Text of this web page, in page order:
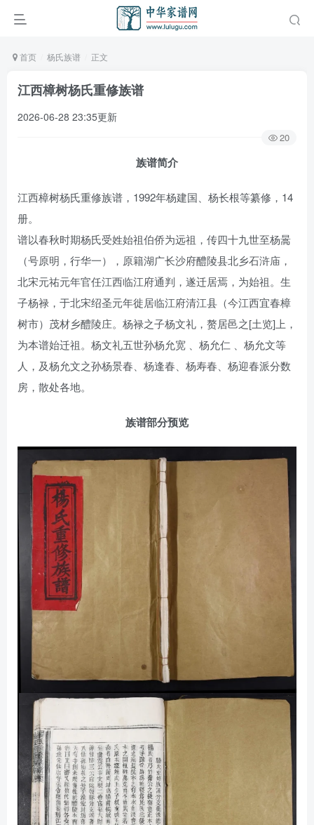
首页 杨氏族谱 正文
江西樟树杨氏重修族谱
2026-06-28 23:35更新
20
族谱简介
江西樟树杨氏重修族谱，1992年杨建国、杨长根等纂修，14
册。
谱以春秋时期杨氏受姓始祖伯侨为远祖，传四十九世至杨暠
（号原明，行华一），原籍湖广长沙府醴陵县北乡石浒庙，
北宋元祐元年官任江西临江府通判，遂迁居焉，为始祖。生
子杨禄，于北宋绍圣元年徙居临江府清江县（今江西宜春樟
树市）茂材乡醴陵庄。杨禄之子杨文礼，赘居邑之[土览]上，
为本谱始迁祖。杨文礼五世孙杨允宽 、杨允仁 、杨允文等
人，及杨允文之孙杨景春、杨逢春、杨寿春、杨迎春派分数
房，散处各地。
族谱部分预览